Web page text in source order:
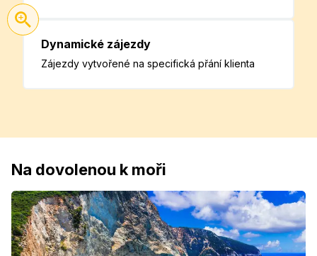
Dynamické zájezdy
Zájezdy vytvořené na specifická přání klienta
Na dovolenou k moři